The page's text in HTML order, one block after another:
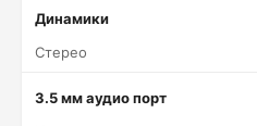
Динамики
Стерео
3.5 мм аудио порт